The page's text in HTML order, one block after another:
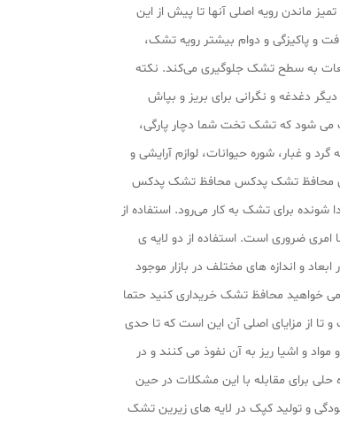
ماندن رویه اصلی آنها تا پیش از این
و پاکیزگی و دوام بیشتر رویه تشک،
به سطح تشک جلوگیری می‌کند. نکته
دغدغه و نگرانی برای بریز و بپاش
می‌ شود که تشک تخت شما دچار پارگی،
و غبار، شوره حیوانات، لوازم آرایشی و
می‌تواند عمر تشک شما را پنج تا 10 سال افزایش دهد. ویژگی های محافظ تشک پدکس محافظ تشک پدکس
شونده برای تشک به کار می‌رود. استفاده از
ضروری است. استفاده از دو لایه‌ ی
و اندازه‌ های مختلف در بازار موجود
می‌ خواهید محافظ تشک خریداری کنید حتما
از مزایای اصلی آن این است که تا حدی
و اشیا ریز به آن نفوذ می‌ کنند و در
برای مقابله با این مشکلات در حین
و تولید کپک در لایه های زیرین تشک